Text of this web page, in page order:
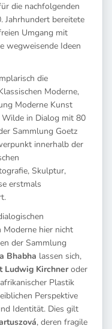
die nachfolgenden
Jahrhundert bereitete
Umgang mit
wegweisende Ideen
die
Moderne,
Moderne Kunst
in Dialog mit 80
Sammlung Goetz
innerhalb der
Skulptur,
erstmals
Moderne hier nicht
der Sammlung
Bhabha lassen sich,
Ludwig Kirchneroder
Plastik
Perspektive
Identität. Dies gilt
, deren fragile